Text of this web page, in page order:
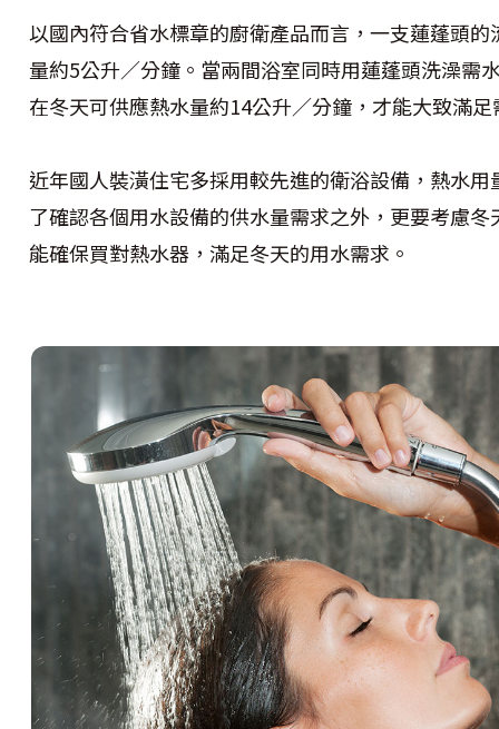
以國內符合省水標章的廚衛產品而言，一支蓮蓬頭
量約5公升／分鐘。當兩間浴室同時用蓮蓬頭洗澡需
在冬天可供應熱水量約14公升／分鐘，才能大致滿足
近年國人裝潢住宅多採用較先進的衛浴設備，熱水
了確認各個用水設備的供水量需求之外，更要考慮
能確保買對熱水器，滿足冬天的用水需求。